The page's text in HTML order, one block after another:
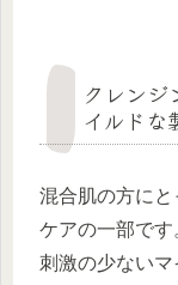
クレン
イルドな
混合肌の方に
ケアの一部です
刺激の少ない